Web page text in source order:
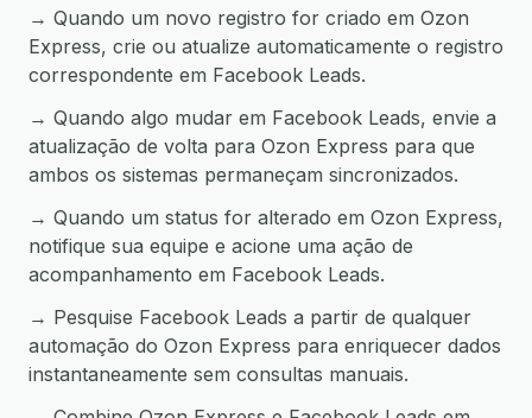
→ Quando um novo registro for criado em Ozon
Express, crie ou atualize automaticamente o registro
correspondente em Facebook Leads.
→ Quando algo mudar em Facebook Leads, envie a
atualização de volta para Ozon Express para que
ambos os sistemas permaneçam sincronizados.
→ Quando um status for alterado em Ozon Express,
notifique sua equipe e acione uma ação de
acompanhamento em Facebook Leads.
→ Pesquise Facebook Leads a partir de qualquer
automação do Ozon Express para enriquecer dados
instantaneamente sem consultas manuais.